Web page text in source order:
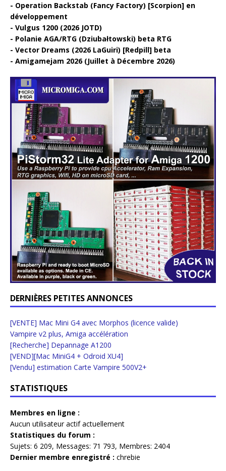
Operation Backstab (Fancy Factory) [Scorpion] en
développement
Vulgus 1200 (2026 JOTD)
Polanie AGA/RTG (Dziubałtowski) beta RTG
Vector Dreams (2026 LaGuiri) [Redpill] beta
Amigamejam 2026 (Juillet à Décembre 2026)
DERNIÈRES PETITES ANNONCES
[VENTE] Mac Mini G4 avec Morphos (licence valide)
Vampire v2 plus, Amiga accélération
[Recherche] Depannage A1200
[VEND][Mac MiniG4 + Odroid XU4]
[Vendu] estimation Carte Vampire 500V2+
STATISTIQUES
Membres en ligne :
Aucun utilisateur actif actuellement
Statistiques du forum :
Sujets: 6 209, Messages: 71 793, Membres: 2404
Dernier membre enregistré : chrebie